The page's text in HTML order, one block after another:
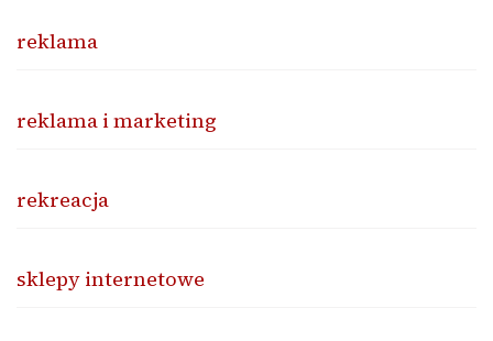
reklama
reklama i marketing
rekreacja
sklepy internetowe